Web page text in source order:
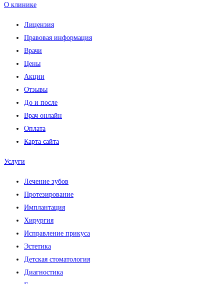
О клинике
Лицензия
Правовая информация
Врачи
Цены
Акции
Отзывы
До и после
Врач онлайн
Оплата
Карта сайта
Услуги
Лечение зубов
Протезирование
Имплантация
Хирургия
Исправление прикуса
Эстетика
Детская стоматология
Диагностика